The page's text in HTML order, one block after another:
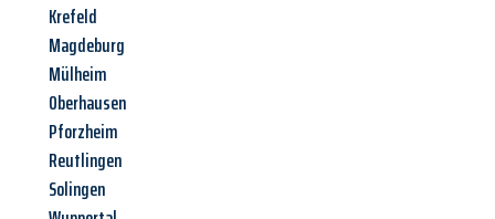
Krefeld
Magdeburg
Mülheim
Oberhausen
Pforzheim
Reutlingen
Solingen